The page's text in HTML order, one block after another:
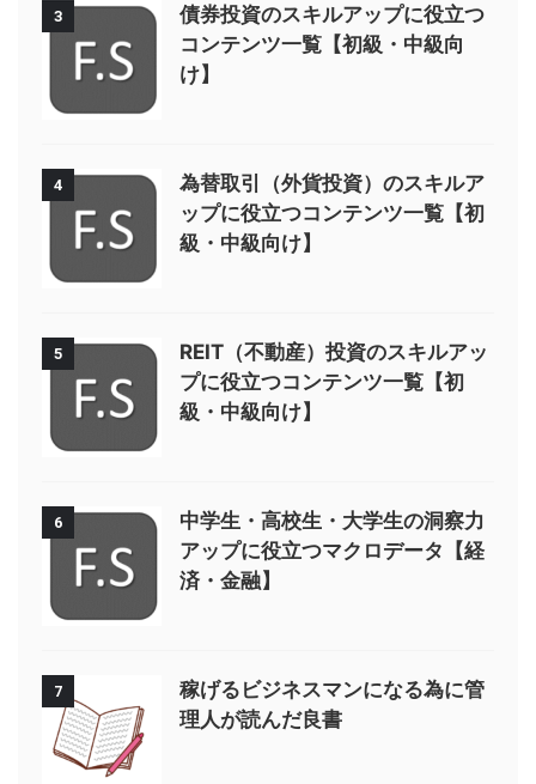
3
債券投資のスキルアップに役立つ
コンテンツ一覧【初級・中級向
け】
4
為替取引（外貨投資）のスキルア
ップに役立つコンテンツ一覧【初
級・中級向け】
5
REIT（不動産）投資のスキルアッ
プに役立つコンテンツ一覧【初
級・中級向け】
6
中学生・高校生・大学生の洞察力
アップに役立つマクロデータ【経
済・金融】
7
稼げるビジネスマンになる為に管
理人が読んだ良書